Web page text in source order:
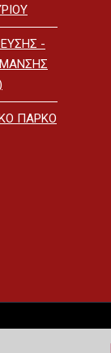
-
ΠΑΡΚΟ